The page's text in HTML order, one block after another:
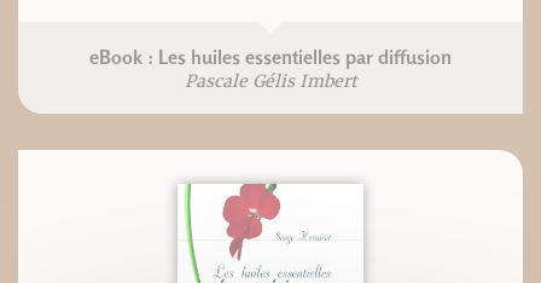
eBook : Les huiles essentielles par diffusion
Pascale Gélis Imbert